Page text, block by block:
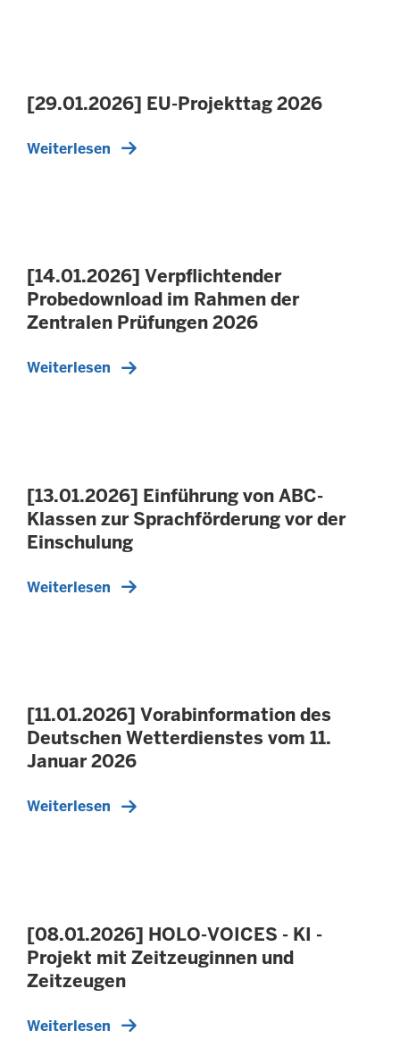
[29.01.2026] EU-Projekttag 2026
Weiterlesen
[14.01.2026] Verpflichtender
Probedownload im Rahmen der
Zentralen Prüfungen 2026
Weiterlesen
[13.01.2026] Einführung von ABC-
Klassen zur Sprachförderung vor der
Einschulung
Weiterlesen
[11.01.2026] Vorabinformation des
Deutschen Wetterdienstes vom 11.
Januar 2026
Weiterlesen
[08.01.2026] HOLO-VOICES - KI -
Projekt mit Zeitzeuginnen und
Zeitzeugen
Weiterlesen